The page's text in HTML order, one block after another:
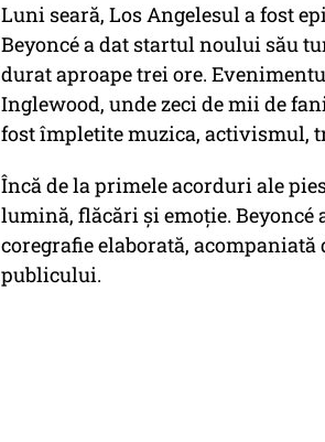
Luni seară, Los Angelesul a fost
Beyoncé a dat startul noului său
durat aproape trei ore.
Inglewood, unde zeci de mii de
fost împletite muzica, activismul,
Încă de la primele acorduri ale
lumină, flăcări și emoție.
coregrafie elaborată,
publicului.